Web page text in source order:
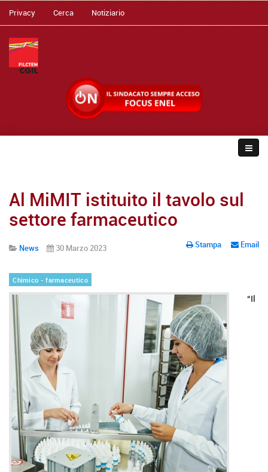
Privacy Cerca Notiziario
Al MiMIT istituito il tavolo sul
settore farmaceutico
Stampa Email
News 30 Marzo 2023
Chimico - farmaceutico
“Il